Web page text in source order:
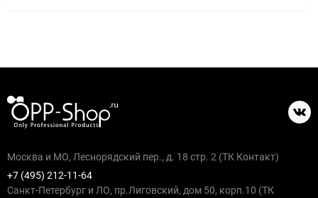
Москва и МО, Леснорядский пер., д. 18 стр. 2 (ТК Контакт)
+7 (495) 212-11-64
Санкт-Петербург и ЛО, пр.Лиговский, дом 50, корп.10 (ТК